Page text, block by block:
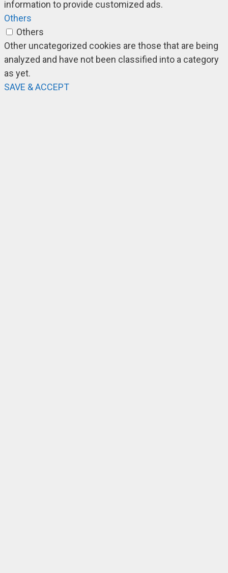
information to provide customized ads.
Others
Others
Other uncategorized cookies are those that are being
analyzed and have not been classified into a category
as yet.
SAVE & ACCEPT